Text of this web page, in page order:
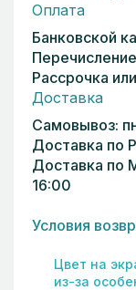
Оплата
Банковской
Рассрочка
Доставка
Самовывоз:
Доставка по
Доставка по
16:00
Условия
Цвет на
из-за